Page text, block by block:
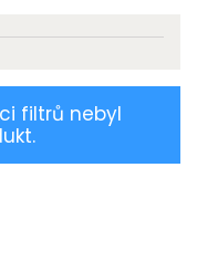
filtrů nebyl